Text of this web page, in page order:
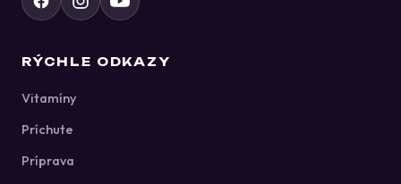
RÝCHLE ODKAZY
Vitamíny
Príchute
Príprava